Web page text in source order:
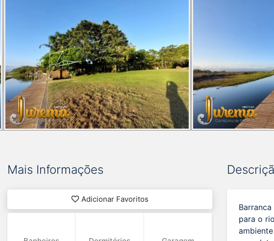
Mais Informações
Adicionar Favoritos
para o